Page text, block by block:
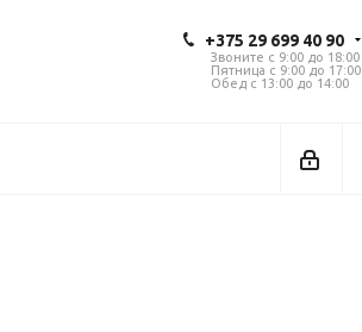
+375 29 699 40 90
Звоните с 9:00 до 18:00
Пятница с 9:00 до 17:00
Обед с 13:00 до 14:00